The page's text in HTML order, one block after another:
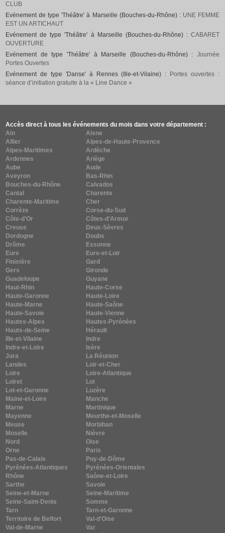
CLUB
Evénement de type 'Théâtre' à Marseille (Bouches-du-Rhône) : UNE FEMME
EST UN ARTICHAUT
Evénement de type 'Théâtre' à Marseille (Bouches-du-Rhône) : CABARET
OUVERTURE
Evénement de type 'Théâtre' à Marseille (Bouches-du-Rhône) : Journée
Portes Ouvertes
Evénement de type 'Danse' à Rennes (Ille-et-Vilaine) :
Portes ouvertes :
séance d’initiation gratuite à la « Line Dance »
Accès direct à tous les événements du mois dans votre département :
Ain
Aisne
Allier
Alpes-de-Haute-Provence
Alpes-Maritimes
Ardèche
Ardennes
Ariège
Aube
Aude
Aveyron
Bas-Rhin
Bouches-du-Rhône
Calvados
Cantal
Charente
Charente-Maritime
Cher
Corrèze
Corse-du-Sud
Côte-d'Or
Côtes-d'Armor
Creuse
Deux-Sèvres
Dordogne
Doubs
Drôme
Essonne
Eure
Eure-et-Loir
Finistère
Gard
Gers
Gironde
Guadeloupe
Guyane
Haut-Rhin
Haute-Corse
Haute-Garonne
Haute-Loire
Haute-Marne
Haute-Saône
Haute-Savoie
Haute-Vienne
Hautes-Alpes
Hautes-Pyrénées
Hauts-de-Seine
Hérault
Ille-et-Vilaine
Indre
Indre-et-Loire
Isère
Jura
La Réunion
Landes
Loir-et-Cher
Loire
Loire-Atlantique
Loiret
Lot
Lot-et-Garonne
Lozère
Maine-et-Loire
Manche
Marne
Martinique
Mayenne
Meurthe-et-Moselle
Meuse
Morbihan
Moselle
Nièvre
Nord
Oise
Orne
Paris
Pas-de-Calais
Puy-de-Dôme
Pyrénées-Atlantiques
Pyrénées-Orientales
Rhône
Saône-et-Loire
Sarthe
Savoie
Seine-et-Marne
Seine-Maritime
Seine-Saint-Denis
Somme
Tarn
Tarn-et-Garonne
Territoire de Belfort
Val-d'Oise
Val-de-Marne
Var